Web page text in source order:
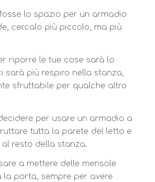
lo spazio per un armadio
cercalo più piccolo, ma più
riporre le tue cose sarà lo
sarà più respiro nella stanza,
sfruttabile per qualche altro
per usare un armadio a
tutta la parete del letto e
resto della stanza.
a mettere delle mensole
la porta, sempre per avere